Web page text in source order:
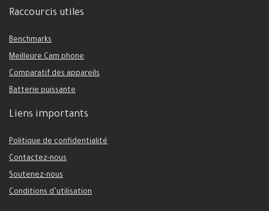
Raccourcis utiles
Benchmarks
Meilleure Cam phone
Comparatif des appareils
Batterie puissante
Liens importants
Politique de confidentialité
Contactez-nous
Soutenez-nous
Conditions d’utilisation